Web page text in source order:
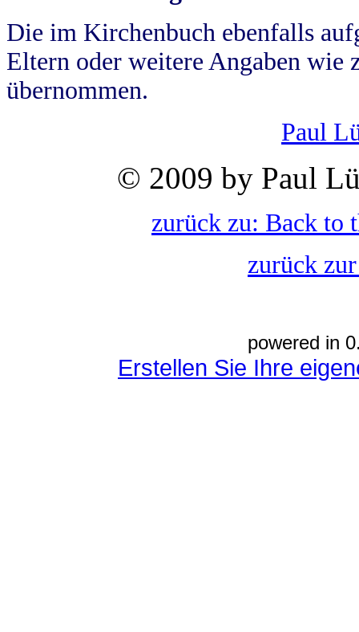
Die im Kirchenbuch ebenfalls
Eltern oder weitere Angaben wie
übernommen.
Paul
© 2009 by Paul
zurück zu: Back to
zurück
powered in
Erstellen Sie Ihre